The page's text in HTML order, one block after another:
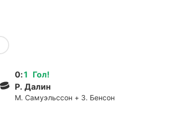
Гол!
0:1
Р. Далин
М. Самуэльссон + З. Бенсон